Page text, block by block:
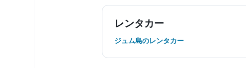
レンタカー
ジュム島のレンタカー